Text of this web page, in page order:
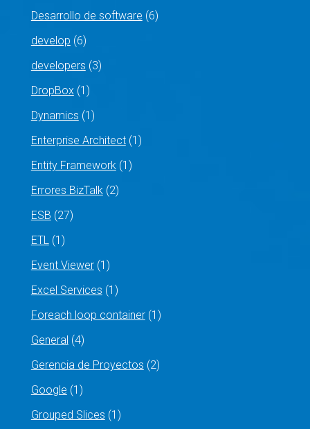
Desarrollo de software (6)
develop (6)
developers (3)
DropBox(1)
Dynamics (1)
Enterprise Architect(1)
Entity Framework(1)
Errores BizTalk(2)
ESB (27)
ETL(1)
Event Viewer(1)
Excel Services (1)
Foreach loop container(1)
General (4)
Gerencia de Proyectos (2)
Google (1)
Grouped Slices (1)